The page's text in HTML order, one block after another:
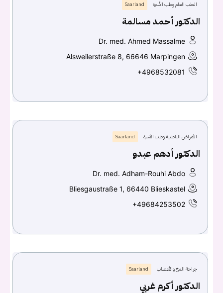
Google
الطب العام وطب الأسرة Saarland
الدكتور أحمد مسالمة
Dr. med. Ahmed Massalme
Alsweilerstraße 8, 66646 Marpingen
+4968532081
الأمراض الباطنية وطب الأسرة Saarland
الدكتور أدهم عبدو
Dr. med. Adham-Rouhi Abdo
Bliesgaustraße 1, 66440 Blieskastel
+49684253502
جراحة المخ والأعصاب Saarland
الدكتور أكرم غربي